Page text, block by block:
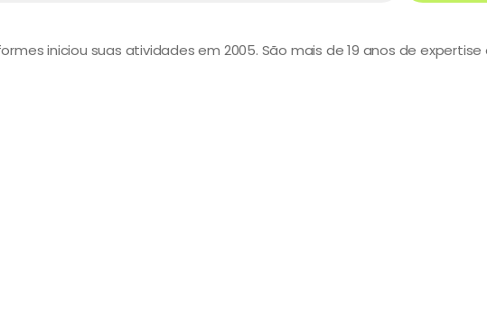
iniciou suas atividades em 2005. São mais de 19 anos de